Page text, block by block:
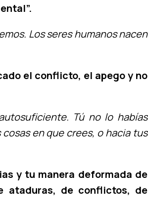
Los seres humanos nacen
el conflicto, el apego y no
Tú no lo habías
en que crees, o hacia tus
y tu manera deformada de
ataduras, de conflictos, de